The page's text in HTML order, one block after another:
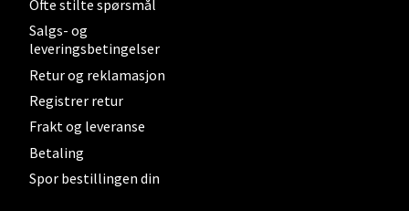
Ofte stilte spørsmål
Salgs- og
leveringsbetingelser
Retur og reklamasjon
Registrer retur
Frakt og leveranse
Betaling
Spor bestillingen din
Trondheim - Sirkus Shopping
Falkenborgveien 5, 7044 Trondheim
Åpent i dag 09-21
0 i butikk